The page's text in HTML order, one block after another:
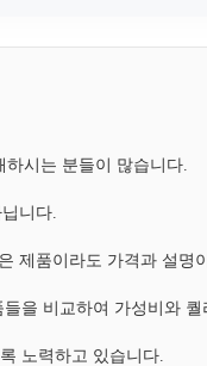
시는 분들이 많습니다.
니다.
제품이라도 가격과 설명
을 비교하여 가성비와
노력하고 있습니다.